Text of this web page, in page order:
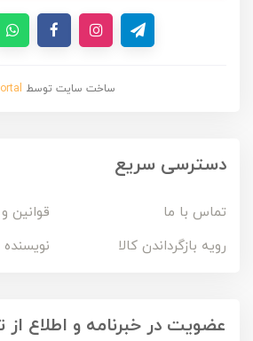
ساخت سایت توسط
دسترسی سریع
تماس با ما
قوانین
رویه بازگرداندن کالا
عضویت در خبرنامه و اطلاع